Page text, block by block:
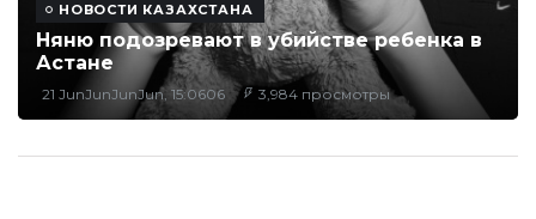
НОВОСТИ КАЗАХСТАНА
Няню подозревают в убийстве ребенка в
Астане
21 JunJunJunJun, 15:0606 3,984 просмотры